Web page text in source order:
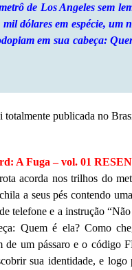
de Los Angeles sem
dólares em espécie, um
em sua cabeça:
totalmente publicada no
A Fuga – vol. 01
acorda nos trilhos do
a seus pés contendo
telefone e a instrução
Quem é ela? Como
de um pássaro e o código
sua identidade, e logo